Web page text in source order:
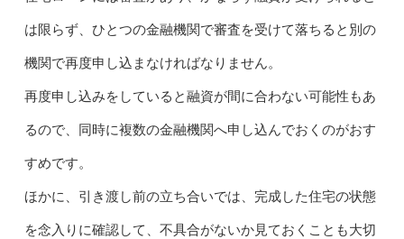
は限らず、ひとつの金融機関で審査を受けて落ちると別の
機関で再度申し込まなければなりません。
再度申し込みをしていると融資が間に合わない可能性もあ
るので、同時に複数の金融機関へ申し込んでおくのがおす
すめです。
ほかに、引き渡し前の立ち合いでは、完成した住宅の状態
を念入りに確認して、不具合がないか見ておくことも大切